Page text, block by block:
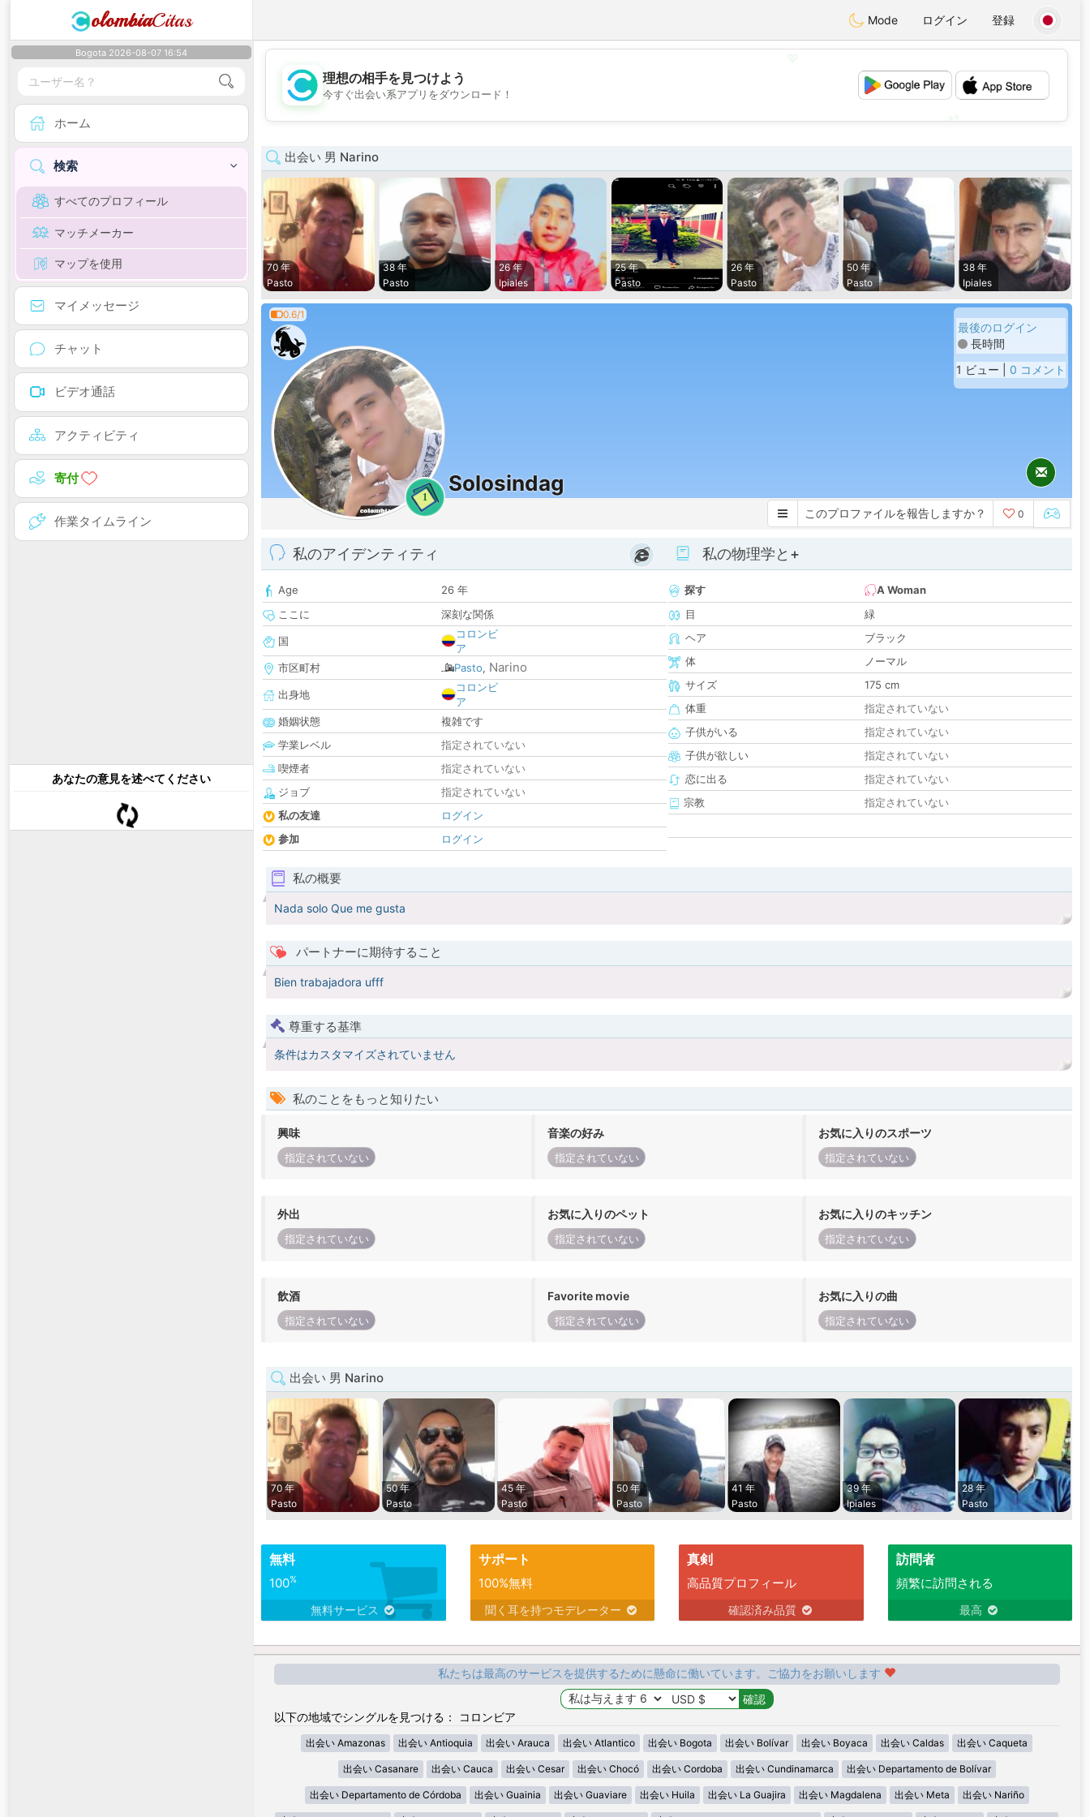
olombiaCitas Mode ログイン 登録
Bogota 2026-08-07 16:54
ホーム
検索
すべてのプロフィール
マッチメーカー
マップを使用
マイメッセージ
チャット
ビデオ通話
アクティビティ
寄付
作業タイムライン
あなたの意見を述べてください
💖
💕
理想の相手を見つけよう
今すぐ出会い系アプリをダウンロード！
出会い 男 Narino
70 年
Pasto
38 年
Pasto
26 年
Ipiales
25 年
Pasto
26 年
Pasto
50 年
Pasto
38 年
Ipiales
0.6/1
1
Solosindag
最後のログイン
長時間
1 ビュー | 0 コメント
このプロファイルを報告しますか？ 0
私のアイデンティティ
Age
26 年
ここに
深刻な関係
国
コロンビ
ア
市区町村
Pasto, Narino
出身地
コロンビ
ア
婚姻状態
複雑です
学業レベル
指定されていない
喫煙者
指定されていない
ジョブ
指定されていない
私の友達
ログイン
参加
ログイン
私の物理学と+
探す
A Woman
目
緑
ヘア
ブラック
体
ノーマル
サイズ
175 cm
体重
指定されていない
子供がいる
指定されていない
子供が欲しい
指定されていない
恋に出る
指定されていない
宗教
指定されていない
私の概要
Nada solo Que me gusta
パートナーに期待すること
Bien trabajadora ufff
尊重する基準
条件はカスタマイズされていません
私のことをもっと知りたい
興味
指定されていない
音楽の好み
指定されていない
お気に入りのスポーツ
指定されていない
外出
指定されていない
お気に入りのペット
指定されていない
お気に入りのキッチン
指定されていない
飲酒
指定されていない
Favorite movie
指定されていない
お気に入りの曲
指定されていない
出会い 男 Narino
70 年
Pasto
50 年
Pasto
45 年
Pasto
50 年
Pasto
41 年
Pasto
39 年
Ipiales
28 年
Pasto
無料
100%
無料サービス
サポート
100%無料
聞く耳を持つモデレーター
真剣
高品質プロフィール
確認済み品質
訪問者
頻繁に訪問される
最高
私たちは最高のサービスを提供するために懸命に働いています。ご協力をお願いします
以下の地域でシングルを見つける： コロンビア
出会い Amazonas 出会い Antioquia 出会い Arauca 出会い Atlantico 出会い Bogota 出会い Bolívar 出会い Boyaca 出会い Caldas 出会い Caqueta
出会い Casanare 出会い Cauca 出会い Cesar 出会い Chocó 出会い Cordoba 出会い Cundinamarca 出会い Departamento de Bolívar
出会い Departamento de Córdoba 出会い Guainia 出会い Guaviare 出会い Huila 出会い La Guajira 出会い Magdalena 出会い Meta 出会い Nariño